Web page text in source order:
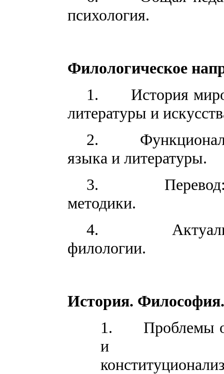
психология.
Филологическое
1.
История
литературы и
2.
языка и литературы.
3.
методики.
4.
филологии.
История.
1.
Проблемы
и